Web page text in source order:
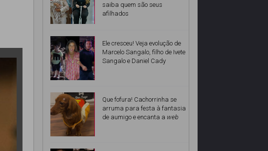
saiba quem são seus
afilhados
Ele cresceu! Veja evolução de
Marcelo Sangalo, filho de Ivete
Sangalo e Daniel Cady
Que fofura! Cachorrinha se
arruma para festa à fantasia
de aumigo e encanta a web